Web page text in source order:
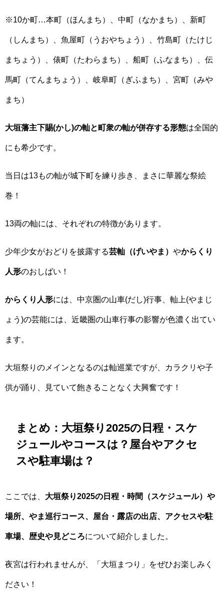
※10か町…本町（ほんまち）、中町（なかまち）、新町
（しんまち）、魚屋町（うおやちょう）、竹島町（たけじ
まちょう）、俵町（たわらまち）、船町（ふなまち）、伝
馬町（てんまちょう）、岐阜町（ぎふまち）、宮町（みや
まち）
大垣藩主下賜(かし)の軕と町衆の軕が併存する形態は全国的
にも希少です。
当日は13もの軕が城下町を練り歩き、まさに華麗な祭絵
巻！
13両の軕には、それぞれの特徴があります。
少年少女がおどりを披露する芸軕（げいやま） やからくり
人形のおしばい！
からくり人形には、中京圏の山車(だし)行事、軕上(やまじ
ょう)の芸能には、近畿圏の山車行事の影響が色濃く出てい
ます。
大垣祭りのメインとなるのは軕巡業ですが、カラクリや子
供が踊り、見ていて飽きることなく大興奮です！
まとめ：大垣祭り2025の日程・スケ
ジュールやコースは？屋台やアクセ
スや駐車場は？
ここでは、 大垣祭り2025の日程・時間（スケジュール）や
場所、やま巡行コース、屋台・露店の出店、アクセスや駐
車場、歴史や見どころについて紹介しました。
夜宮は行われませんが、「大垣まつり」をぜひお楽しみく
ださい！